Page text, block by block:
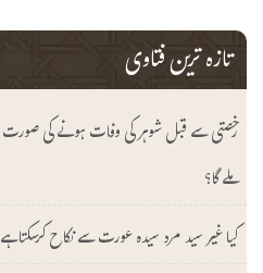
تازہ ترین فتاوی
رخصتی سے قبل شوہر کی وفات ہونے کی صورت
ملے گا؟
کیا غیر سید مرد سیدہ عورت سے نکاح کرسکتا